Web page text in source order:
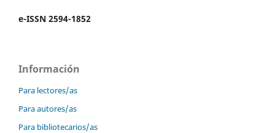
e-ISSN 2594-1852
Información
Para lectores/as
Para autores/as
Para bibliotecarios/as